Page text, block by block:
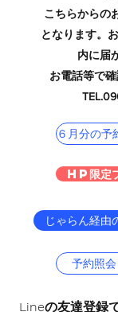
こちらからの
となります。
内に届
お電話等で確
６月分の予
HP限定プ
じゃらん経由
予約照
Lineの​友達登録